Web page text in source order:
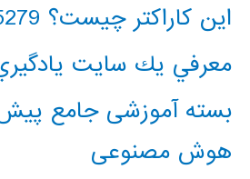
این کاراکتر چیست؟ 65279
معرفي يك سايت
بسته آموزشی جامع
هوش مصنوعی